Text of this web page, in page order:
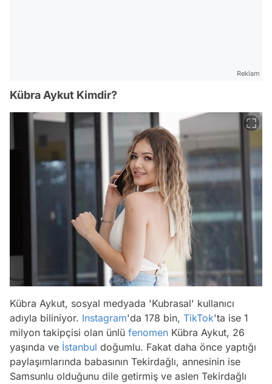
Reklam
Kübra Aykut Kimdir?
Kübra Aykut, sosyal medyada 'Kubrasal' kullanıcı
adıyla biliniyor. Instagram'da 178 bin, TikTok'ta ise 1
milyon takipçisi olan ünlü fenomen Kübra Aykut, 26
yaşında ve İstanbul doğumlu. Fakat daha önce yaptığı
paylaşımlarında babasının Tekirdağlı, annesinin ise
Samsunlu olduğunu dile getirmiş ve aslen Tekirdağlı